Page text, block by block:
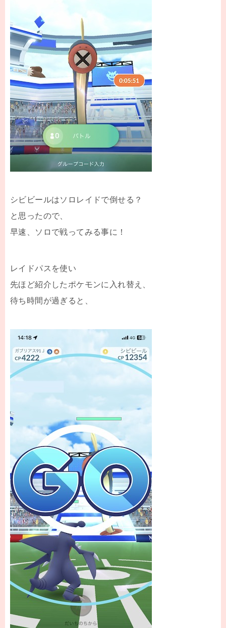
シビビールはソロレイドで倒せる？
と思ったので、
早速、ソロで戦ってみる事に！
レイドパスを使い
先ほど紹介したポケモンに入れ替え、
待ち時間が過ぎると、